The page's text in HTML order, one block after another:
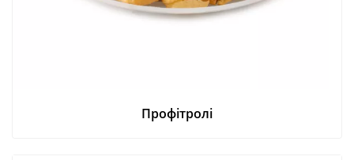
Профітролі